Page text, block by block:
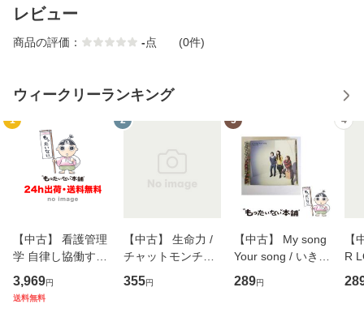
レビュー
商品の評価： -点 (0件)
ウィークリーランキング
1
【中古】 看護管理
学 自律し協働する
専門職の看護マネ
ジメントスキル 改
3,969円
送料無料
2
【中古】 生命力 /
チャットモンチー /
キューンレコード
[CD]【メール便送
355円
3
【中古】 My song
Your song / いきも
のがかり / [CD]
【メール便送料無
289円
4
【
R
産